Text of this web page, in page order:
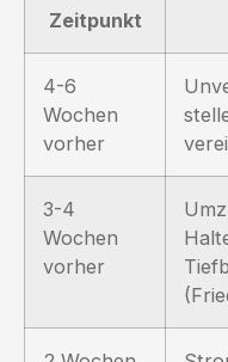
Zeitpunkt
4-6
Wochen
vorher
3-4
Wochen
vorher